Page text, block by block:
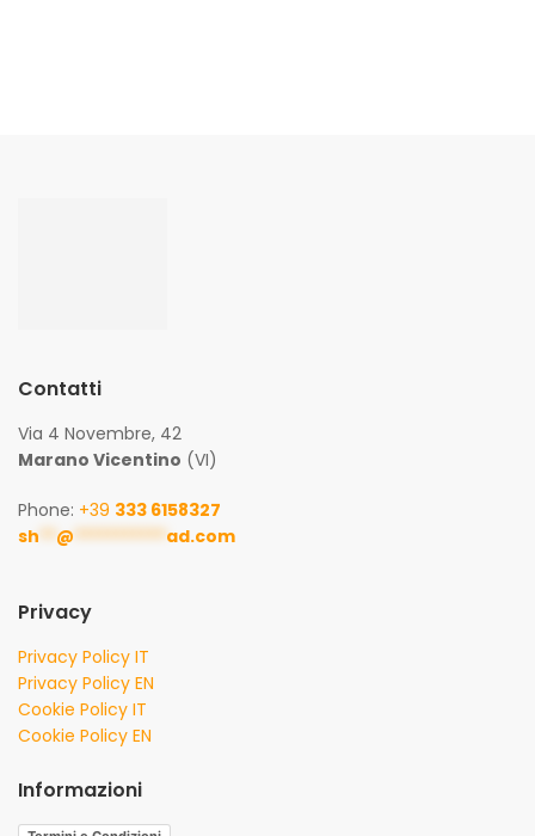
Contatti
Via 4 Novembre, 42
Marano Vicentino (VI)
Phone: +39 333 6158327
sh ** @ *********** ad.com
Privacy
Privacy Policy IT
Privacy Policy EN
Cookie Policy IT
Cookie Policy EN
Informazioni